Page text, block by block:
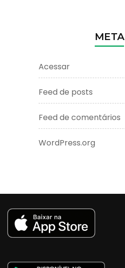
META
Acessar
Feed de posts
Feed de comentários
WordPress.org